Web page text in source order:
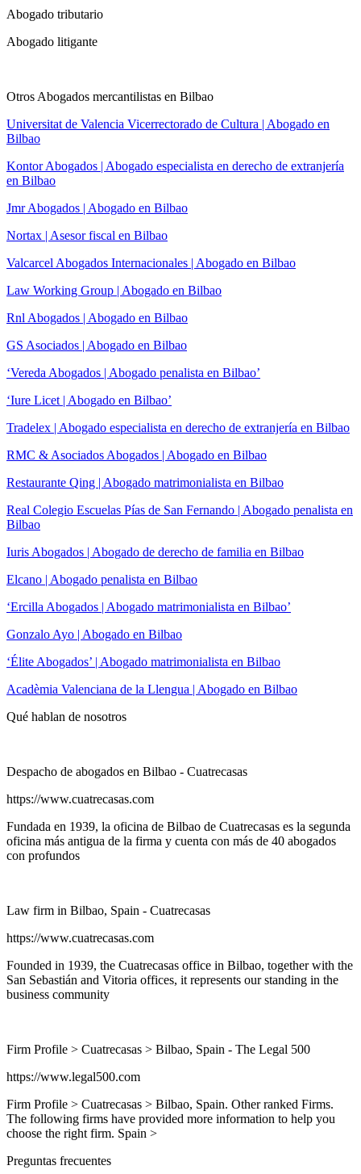
Abogado tributario
Abogado litigante
Otros Abogados mercantilistas en Bilbao
Universitat de Valencia Vicerrectorado de Cultura | Abogado en
Bilbao
Kontor Abogados | Abogado especialista en derecho de extranjería
en Bilbao
Jmr Abogados | Abogado en Bilbao
Nortax | Asesor fiscal en Bilbao
Valcarcel Abogados Internacionales | Abogado en Bilbao
Law Working Group | Abogado en Bilbao
Rnl Abogados | Abogado en Bilbao
GS Asociados | Abogado en Bilbao
‘Vereda Abogados | Abogado penalista en Bilbao’
‘Iure Licet | Abogado en Bilbao’
Tradelex | Abogado especialista en derecho de extranjería en Bilbao
RMC & Asociados Abogados | Abogado en Bilbao
Restaurante Qing | Abogado matrimonialista en Bilbao
Real Colegio Escuelas Pías de San Fernando | Abogado penalista en
Bilbao
Iuris Abogados | Abogado de derecho de familia en Bilbao
Elcano | Abogado penalista en Bilbao
‘Ercilla Abogados | Abogado matrimonialista en Bilbao’
Gonzalo Ayo | Abogado en Bilbao
‘Élite Abogados’ | Abogado matrimonialista en Bilbao
Acadèmia Valenciana de la Llengua | Abogado en Bilbao
Qué hablan de nosotros
Despacho de abogados en Bilbao - Cuatrecasas
https://www.cuatrecasas.com
Fundada en 1939, la oficina de Bilbao de Cuatrecasas es la segunda
oficina más antigua de la firma y cuenta con más de 40 abogados
con profundos
Law firm in Bilbao, Spain - Cuatrecasas
https://www.cuatrecasas.com
Founded in 1939, the Cuatrecasas office in Bilbao, together with the
San Sebastián and Vitoria offices, it represents our standing in the
business community
Firm Profile > Cuatrecasas > Bilbao, Spain - The Legal 500
https://www.legal500.com
Firm Profile > Cuatrecasas > Bilbao, Spain. Other ranked Firms.
The following firms have provided more information to help you
choose the right firm. Spain >
Preguntas frecuentes